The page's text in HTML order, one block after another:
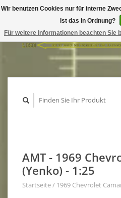
AMT - 1969
(Yenko) - 1:25
Startseite/ 1969 Chevrolet
Wir benutzen Cookies nur für interne
Ist das in Ordnung?
Für weitere Informationen beachten Sie